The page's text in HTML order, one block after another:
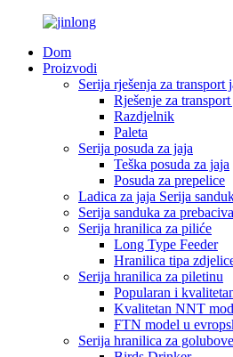
Dom
Proizvodi
Serija rješenja za transport
Rješenje za transport
Razdjelnik
Paleta
Serija posuda za jaja
Teška posuda za jaja
Posuda za prepelice
Ladica za jaja Serija
Serija sanduka za
Serija hranilica za piliće
Long Type Feeder
Hranilica tipa
Serija hranilica za piletinu
Popularan i
Kvalitetan NNT
FTN model u
Serija hranilica za